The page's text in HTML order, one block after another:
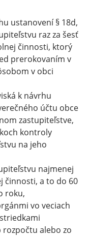
ustanovení § 18d,
raz za šesť
činnosti, ktorý
prerokovaním v
v obci
k návrhu
účtu obce
zastupiteľstve,
kontroly
na jeho
najmenej
činnosti, a to do 60
roku,
vo veciach
alebo zo